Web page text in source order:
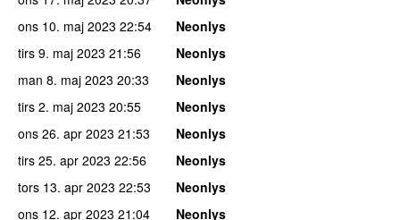
ons 10. maj 2023 22:54
Neonlys
tirs 9. maj 2023 21:56
Neonlys
man 8. maj 2023 20:33
Neonlys
tirs 2. maj 2023 20:55
Neonlys
ons 26. apr 2023 21:53
Neonlys
tirs 25. apr 2023 22:56
Neonlys
tors 13. apr 2023 22:53
Neonlys
ons 12. apr 2023 21:04
Neonlys